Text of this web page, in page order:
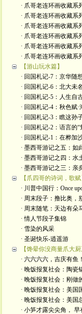
· 爪哥老连环画收藏系
· 爪哥老连环画收藏系
· 爪哥老连环画收藏系
· 爪哥老连环画收藏系
· 爪哥老连环画收藏系
· 爪哥老连环画收藏系
【游山玩水篇】
· 回国札记-7：京华随
· 回国札记-6：北大未
· 回国札记-5：人生自
· 回国札记-4：秋色赋·
· 回国札记-3：瞧这孙
· 回国札记-2：语言的“
· 回国札记-1：在桦加
· 墨西哥游记之五：如
· 墨西哥游记之四：水
· 墨西哥游记之三：亲
【爪四哥的诗词，歌赋
· 川普中国行：Once
· 周末段子：撸比奥，
· 周末随笔：天边有朵
· 情人节段子集锦
· 雪染的风采
· 圣诞快乐-逍遥游
【馋晕你没商量爪大厨
· 六六六六，吉庆有鱼！
· 晚饭报复社会：陶瓷
· 晚饭报复社会：刚做
· 晚饭报复社会：美国
· 晚饭报复社会：美国
· 小笋才露尖尖角，